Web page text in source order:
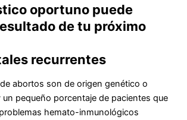
oportuno puede
de tu próximo
recurrentes
abortos son de origen genético o
pequeño porcentaje de pacientes que
hemato-inmunológicos